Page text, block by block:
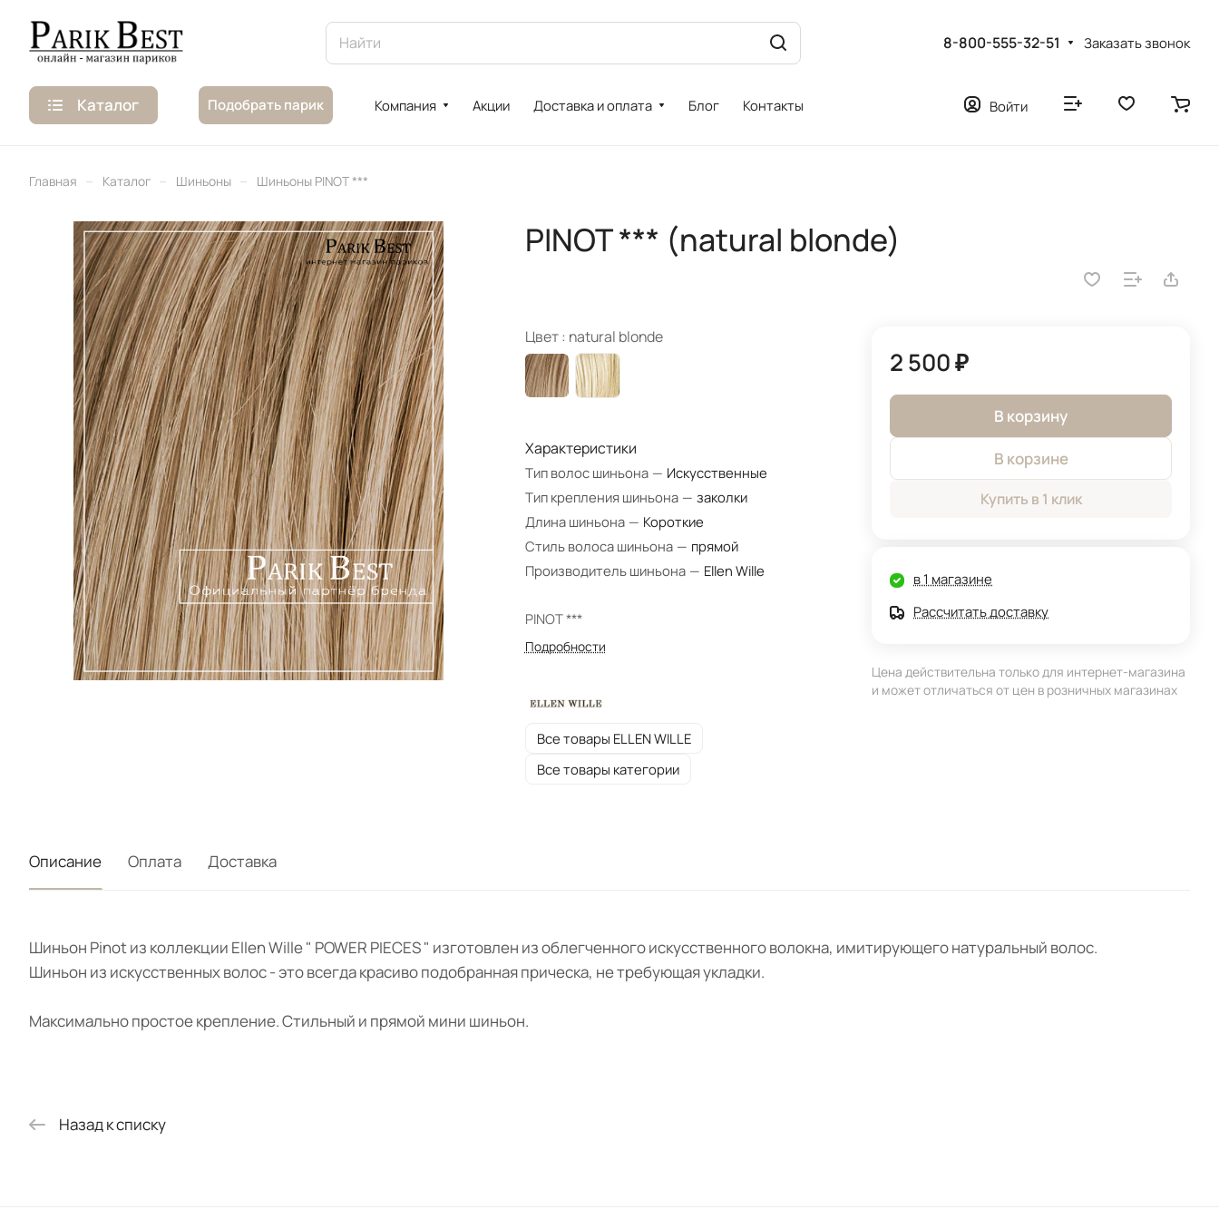
8-800-555-32-51 Заказать звонок
Каталог Подобрать парик Компания Акции Доставка и оплата Блог Контакты Войти
Главная – Каталог – Шиньоны – Шиньоны PINOT ***
PINOT *** (natural blonde)
Цвет : natural blonde
Характеристики
Тип волос шиньона — Искусственные
Тип крепления шиньона — заколки
Длина шиньона — Короткие
Стиль волоса шиньона — прямой
Производитель шиньона — Ellen Wille
PINOT ***
Подробности
Все товары ELLEN WILLE
Все товары категории
2 500 ₽
В корзину
В корзине
Купить в 1 клик
в 1 магазине
Рассчитать доставку
Цена действительна только для интернет-магазина
и может отличаться от цен в розничных магазинах
Описание Оплата Доставка
Шиньон Pinot из коллекции Ellen Wille " POWER PIECES " изготовлен из облегченного искусственного волокна, имитирующего натуральный волос.
Шиньон из искусственных волос - это всегда красиво подобранная прическа, не требующая укладки.
Максимально простое крепление. Стильный и прямой мини шиньон.
Назад к списку